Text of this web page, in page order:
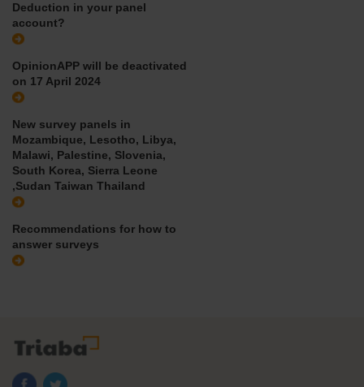
Deduction in your panel
account?
OpinionAPP will be deactivated
on 17 April 2024
New survey panels in
Mozambique, Lesotho, Libya,
Malawi, Palestine, Slovenia,
South Korea, Sierra Leone
,Sudan Taiwan Thailand
Recommendations for how to
answer surveys